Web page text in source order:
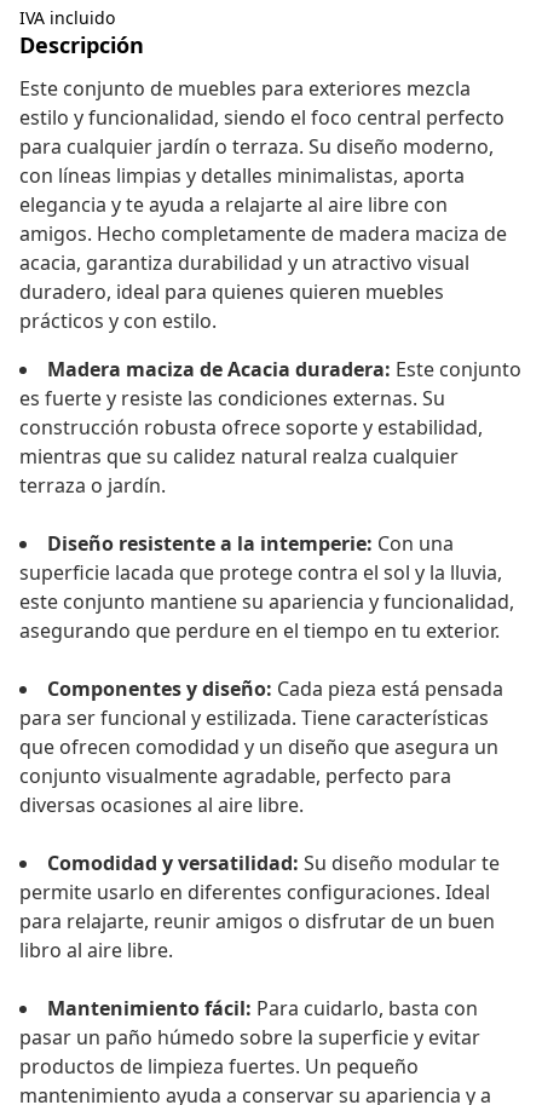
IVA incluido
Descripción
Este conjunto de muebles para exteriores mezcla
estilo y funcionalidad, siendo el foco central perfecto
para cualquier jardín o terraza. Su diseño moderno,
con líneas limpias y detalles minimalistas, aporta
elegancia y te ayuda a relajarte al aire libre con
amigos. Hecho completamente de madera maciza de
acacia, garantiza durabilidad y un atractivo visual
duradero, ideal para quienes quieren muebles
prácticos y con estilo.
Madera maciza de Acacia duradera: Este conjunto
es fuerte y resiste las condiciones externas. Su
construcción robusta ofrece soporte y estabilidad,
mientras que su calidez natural realza cualquier
terraza o jardín.
Diseño resistente a la intemperie: Con una
superficie lacada que protege contra el sol y la lluvia,
este conjunto mantiene su apariencia y funcionalidad,
asegurando que perdure en el tiempo en tu exterior.
Componentes y diseño: Cada pieza está pensada
para ser funcional y estilizada. Tiene características
que ofrecen comodidad y un diseño que asegura un
conjunto visualmente agradable, perfecto para
diversas ocasiones al aire libre.
Comodidad y versatilidad: Su diseño modular te
permite usarlo en diferentes configuraciones. Ideal
para relajarte, reunir amigos o disfrutar de un buen
libro al aire libre.
Mantenimiento fácil: Para cuidarlo, basta con
pasar un paño húmedo sobre la superficie y evitar
productos de limpieza fuertes. Un pequeño
mantenimiento ayuda a conservar su apariencia y a